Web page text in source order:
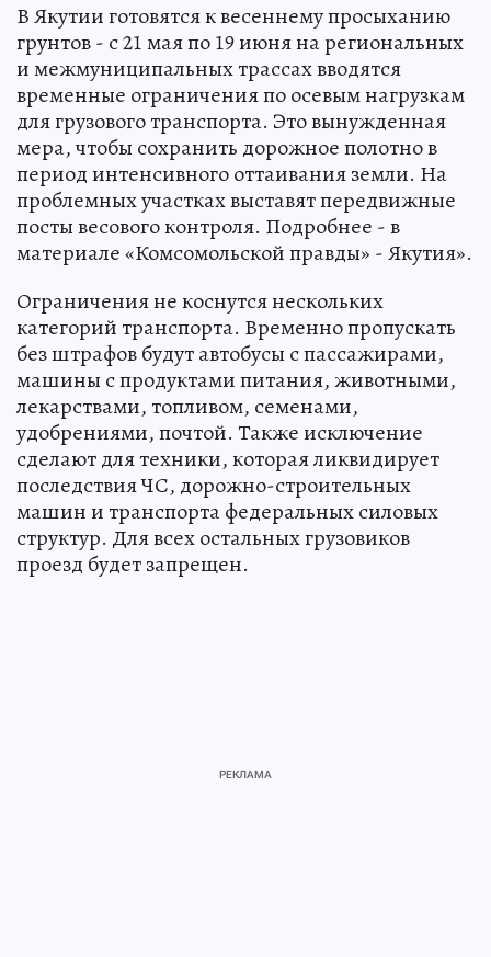
В Якутии готовятся к весеннему просыханию
грунтов - с 21 мая по 19 июня на региональных
и межмуниципальных трассах вводятся
временные ограничения по осевым нагрузкам
для грузового транспорта. Это вынужденная
мера, чтобы сохранить дорожное полотно в
период интенсивного оттаивания земли. На
проблемных участках выставят передвижные
посты весового контроля. Подробнее - в
материале «Комсомольской правды» - Якутия».
Ограничения не коснутся нескольких
категорий транспорта. Временно пропускать
без штрафов будут автобусы с пассажирами,
машины с продуктами питания, животными,
лекарствами, топливом, семенами,
удобрениями, почтой. Также исключение
сделают для техники, которая ликвидирует
последствия ЧС, дорожно-строительных
машин и транспорта федеральных силовых
структур. Для всех остальных грузовиков
проезд будет запрещен.